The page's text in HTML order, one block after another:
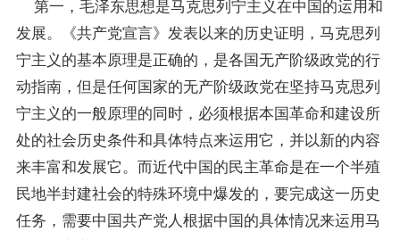
第一，毛泽东思想是马克思列宁主义在中国的运用和
发展。《共产党宣言》发表以来的历史证明，马克思列
宁主义的基本原理是正确的，是各国无产阶级政党的行
动指南，但是任何国家的无产阶级政党在坚持马克思列
宁主义的一般原理的同时，必须根据本国革命和建设所
处的社会历史条件和具体特点来运用它，并以新的内容
来丰富和发展它。而近代中国的民主革命是在一个半殖
民地半封建社会的特殊环境中爆发的，要完成这一历史
任务，需要中国共产党人根据中国的具体情况来运用马